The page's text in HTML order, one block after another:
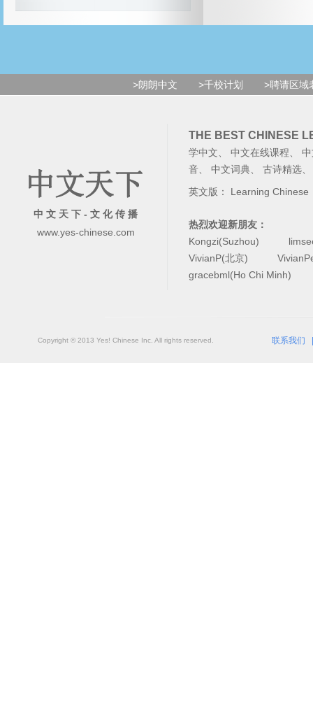
>朗朗中文 >千校计划 >聘请区域
中 文 天 下 - 文 化 传 播
www.yes-chinese.com
THE BEST CHINESE
学中文 中文在线课程
音
中文词典 古诗精选
英文版： Learning Chinese
热烈欢迎新朋友：
Kongzi(Suzhou)
VivianP(北京)
gracebml(Ho Chi Minh)
Copyright © 2013 Yes! Chinese Inc. All rights reserved. 联系我们